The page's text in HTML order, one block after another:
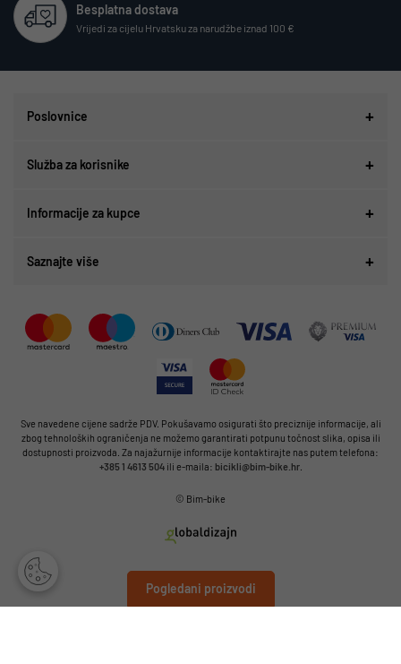
Pogledani proizvodi
Besplatna dostava
Vrijedi za cijelu Hrvatsku za narudžbe iznad 100 €
Poslovnice
Služba za korisnike
Informacije za kupce
Saznajte više
Sve navedene cijene sadrže PDV. Pokušavamo osigurati što preciznije informacije, ali
zbog tehnoloških ograničenja ne možemo garantirati potpunu točnost slika, opisa ili
dostupnosti proizvoda. Za najažurnije informacije kontaktirajte nas putem telefona:
+385 1 4613 504ili e-maila: bicikli@bim-bike.hr.
© Bim-bike